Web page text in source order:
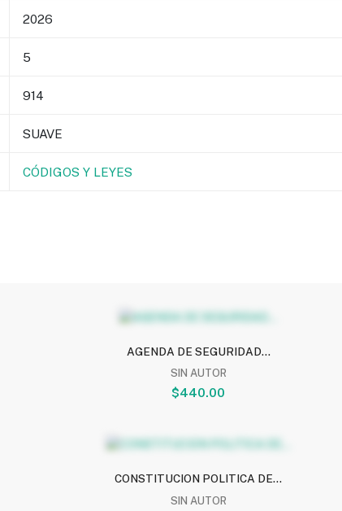
2026
5
914
SUAVE
CÓDIGOS Y LEYES
AGENDA DE SEGURIDAD...
SIN AUTOR
$440.00
CONSTITUCION POLITICA DE...
SIN AUTOR